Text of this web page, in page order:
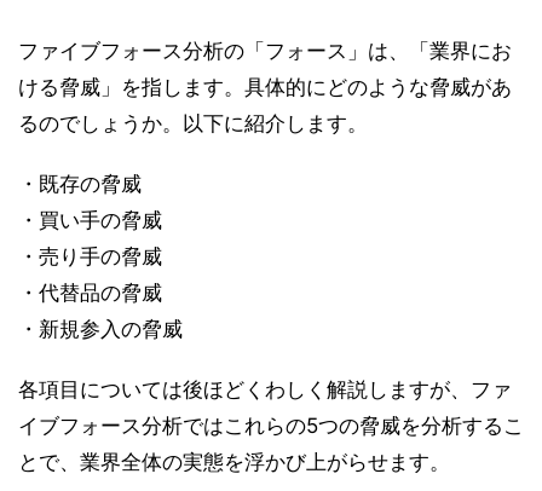
ファイブフォース分析の「フォース」は、「業界にお
ける脅威」を指します。具体的にどのような脅威があ
るのでしょうか。以下に紹介します。
・既存の脅威
・買い手の脅威
・売り手の脅威
・代替品の脅威
・新規参入の脅威
各項目については後ほどくわしく解説しますが、ファ
イブフォース分析ではこれらの5つの脅威を分析するこ
とで、業界全体の実態を浮かび上がらせます。